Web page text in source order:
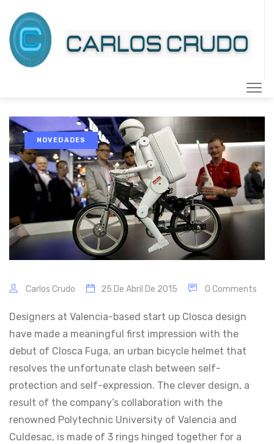
NOVEDADES
Carlos Crudo 25 De Abril De 2015 0 Comments
Designers at Valencia-based start up Closca design
have made a meaningful first impression with the
debut of Closca Fuga, an urban bicycle helmet that
resolves the unfortunate clash between self-
protection and self-expression. The clever design, a
result of the company’s collaboration with the
renowned Polytechnic University of Valencia and
Culdesac, is made of 3 rings hinged together for a